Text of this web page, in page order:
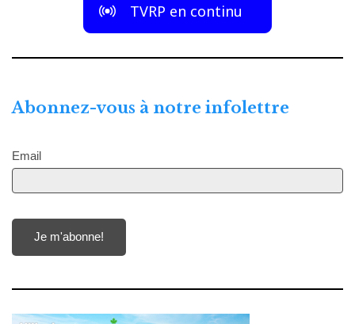
TVRP en continu
Abonnez-vous à notre infolettre
Email
Je m'abonne!